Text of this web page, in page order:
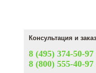
Консультация и
8 (495) 374-50-97
8 (800) 555-40-97